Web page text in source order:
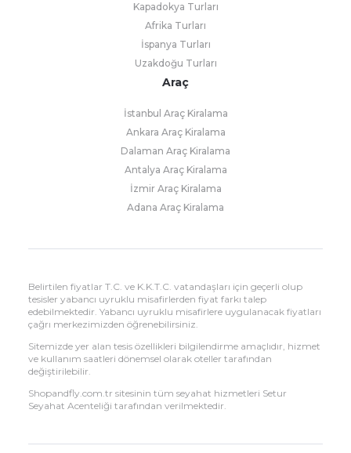
Kapadokya Turları
Afrika Turları
İspanya Turları
Uzakdoğu Turları
Araç
İstanbul Araç Kiralama
Ankara Araç Kiralama
Dalaman Araç Kiralama
Antalya Araç Kiralama
İzmir Araç Kiralama
Adana Araç Kiralama
Belirtilen fiyatlar T.C. ve K.K.T.C. vatandaşları için geçerli olup
tesisler yabancı uyruklu misafirlerden fiyat farkı talep
edebilmektedir. Yabancı uyruklu misafirlere uygulanacak fiyatları
çağrı merkezimizden öğrenebilirsiniz.
Sitemizde yer alan tesis özellikleri bilgilendirme amaçlıdır, hizmet
ve kullanım saatleri dönemsel olarak oteller tarafından
değiştirilebilir.
Shopandfly.com.tr sitesinin tüm seyahat hizmetleri Setur
Seyahat Acenteliği tarafından verilmektedir.